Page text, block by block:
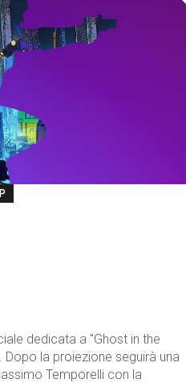
dedicata a "Ghost in the
Dopo la proiezione seguirà una
Temporelli con la